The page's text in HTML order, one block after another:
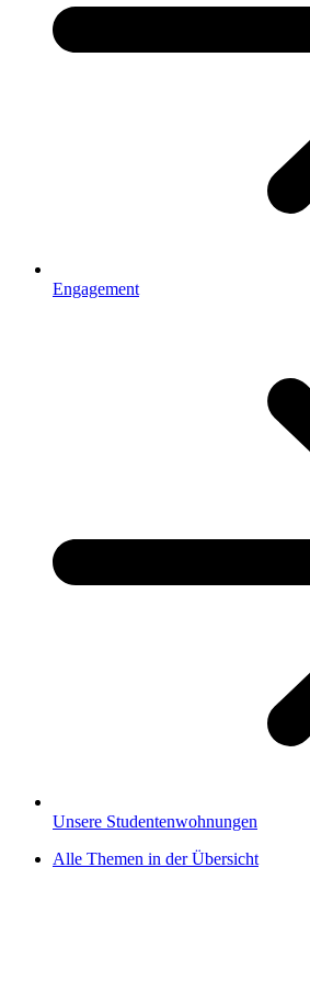
Engagement
Unsere Studentenwohnungen
Alle Themen in der Übersicht